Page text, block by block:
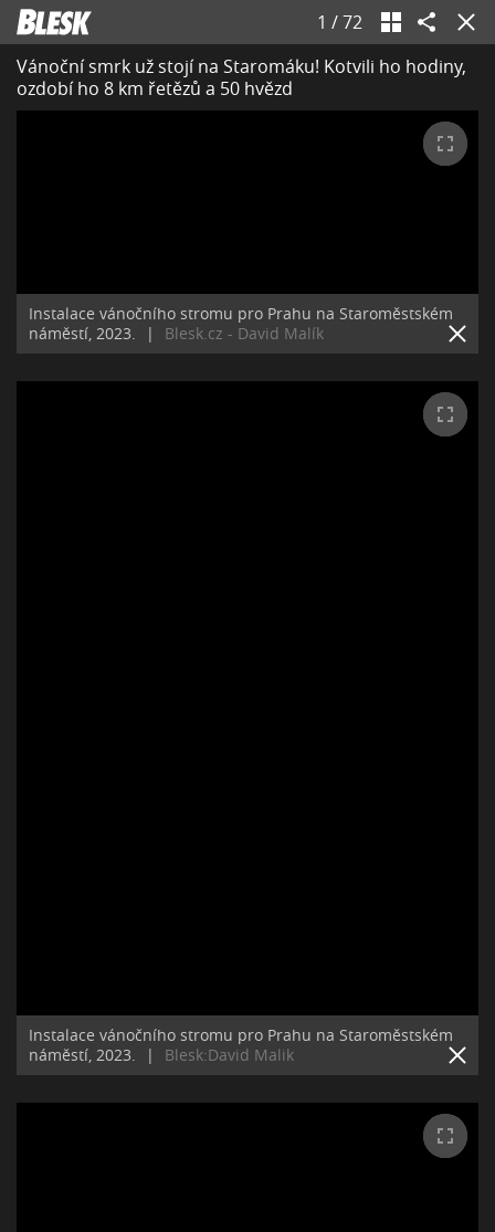
1 /72
Vánoční smrk už stojí na Staromáku! Kotvili ho hodiny,
ozdobí ho 8 km řetězů a 50 hvězd
Instalace vánočního stromu pro Prahu na Staroměstském
náměstí, 2023.
| Blesk.cz - David Malík
Instalace vánočního stromu pro Prahu na Staroměstském
náměstí, 2023.
| Blesk:David Malik